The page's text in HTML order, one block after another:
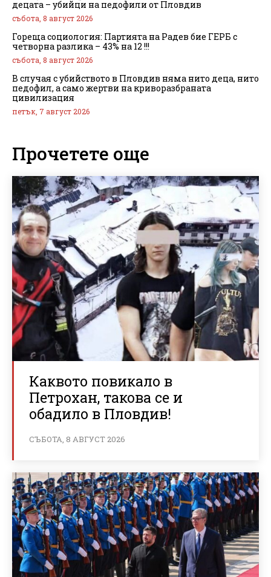
децата – убийци на педофили от Пловдив
събота, 8 август 2026
Гореща социология: Партията на Радев бие ГЕРБ с
четворна разлика – 43% на 12 !!!
събота, 8 август 2026
В случая с убийството в Пловдив няма нито деца, нито
педофил, а само жертви на криворазбраната
цивилизация
петък, 7 август 2026
Прочетете още
Каквото повикало в
Петрохан, такова се и
обадило в Пловдив!
СЪБОТА, 8 АВГУСТ 2026